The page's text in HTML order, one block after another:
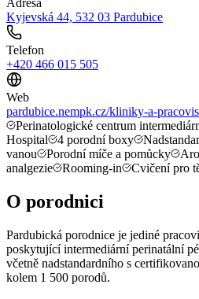
Kyjevská 44, 532 03 Pardubice
Telefon
+420 466 015 505
Web
pardubice.nempk.cz/kliniky-a-
Perinatologické centrum
Hospital
4 porodní boxy
vanou
Porodní míče a pomůcky
analgezie
Rooming-in Cvičení pro
O porodnici
Pardubická porodnice je jediné
poskytující intermediární perinatální
včetně nadstandardního s
kolem 1 500 porodů.